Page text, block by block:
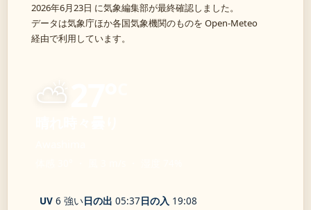
2026年6月23日 に気象編集部が最終確認しました。
データは気象庁ほか各国気象機関のものを Open-Meteo
経由で利用しています。
⛅
UV 6 強い日の出 05:37日の入 19:08